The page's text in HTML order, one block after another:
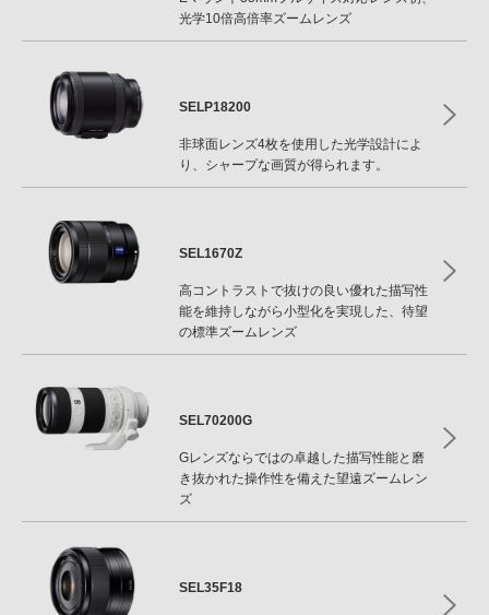
光学10倍高倍率ズームレンズ
SELP18200
非球面レンズ4枚を使用した光学設計によ
り、シャープな画質が得られます。
SEL1670Z
高コントラストで抜けの良い優れた描写性
能を維持しながら小型化を実現した、待望
の標準ズームレンズ
SEL70200G
Gレンズならではの卓越した描写性能と磨
き抜かれた操作性を備えた望遠ズームレン
ズ
SEL35F18